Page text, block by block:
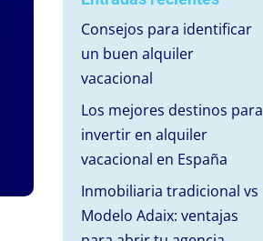
Consejos para identificar
un buen alquiler
vacacional
Los mejores destinos para
invertir en alquiler
vacacional en España
Inmobiliaria tradicional vs
Modelo Adaix: ventajas